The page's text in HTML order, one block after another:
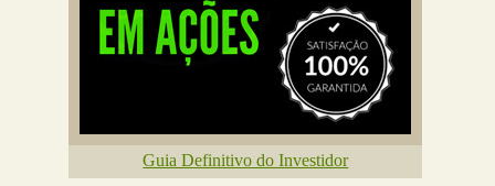
Guia Definitivo do Investidor